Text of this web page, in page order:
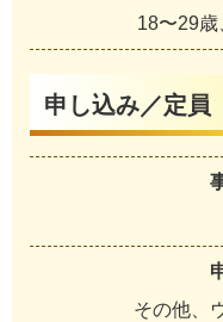
18〜29
申し込み／定員
その他、